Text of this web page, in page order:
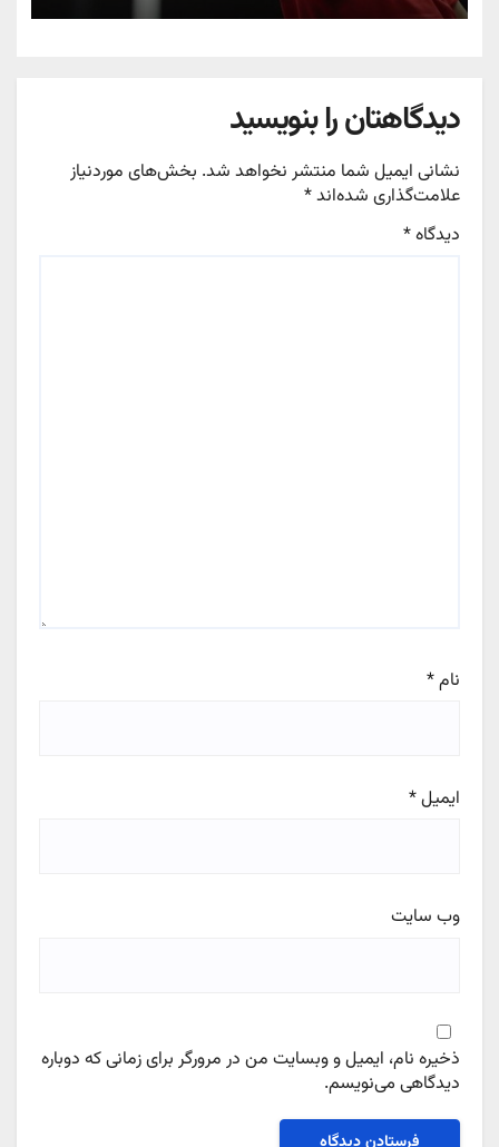
دیدگاهتان را بنویسید
نشانی ایمیل شما منتشر نخواهد شد. بخش‌های موردنیاز
علامت‌گذاری شده‌اند*
دیدگاه*
نام*
ایمیل*
وب‌ سایت
ذخیره نام، ایمیل و وبسایت من در مرورگر برای زمانی که دوباره
دیدگاهی می‌نویسم.